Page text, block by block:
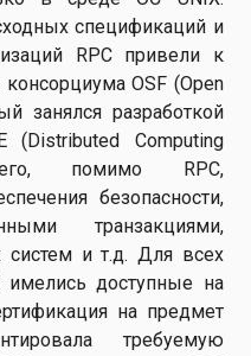
спецификаций и
RPC привели к
OSF (Open
занялся разработкой
(Distributed Computing
помимо RPC,
безопасности,
транзакциями,
и т.д. Для всех
имелись доступные на
на предмет
требуемую